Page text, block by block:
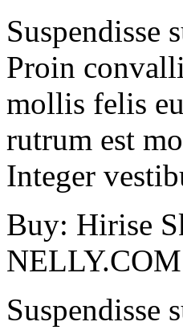
Suspendisse
Proin
mollis felis
rutrum est
Integer
Buy: Hirise
NELLY.COM
Suspendisse